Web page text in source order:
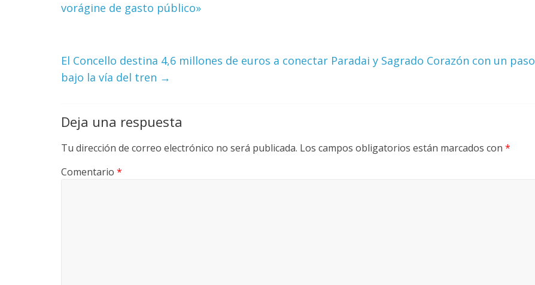
vorágine de gasto público»
El Concello destina 4,6 millones de euros a conectar Paradai y Sagrado Corazón con un paso
bajo la vía del tren →
Deja una respuesta
Tu dirección de correo electrónico no será publicada. Los campos obligatorios están marcados con *
Comentario *